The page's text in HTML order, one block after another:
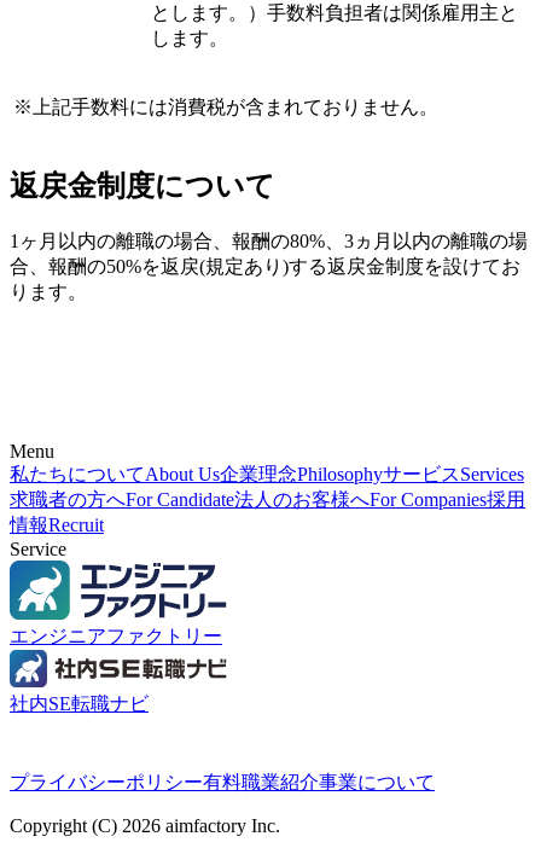
とします。）手数料負担者は関係雇用主と
します。
※上記手数料には消費税が含まれておりません。
返戻金制度について
1ヶ月以内の離職の場合、報酬の80%、3ヵ月以内の離職の場
合、報酬の50%を返戻(規定あり)する返戻金制度を設けてお
ります。
Menu
私たちについてAbout Us企業理念PhilosophyサービスServices
求職者の方へFor Candidate法人のお客様へFor Companies採用
情報Recruit
Service
エンジニアファクトリー
社内SE転職ナビ
プライバシーポリシー有料職業紹介事業について
Copyright (C) 2026 aimfactory Inc.